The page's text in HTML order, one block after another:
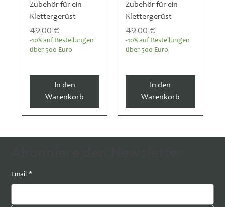
Zubehör für ein
Klettergerüst
Preis
49,00 €
-10% auf Bestellungen
über 500 Euro
In den
Warenkorb
Zubehör für ein
Klettergerüst
Preis
49,00 €
-10% auf Bestellungen
über 500 Euro
In den
Warenkorb
Email *